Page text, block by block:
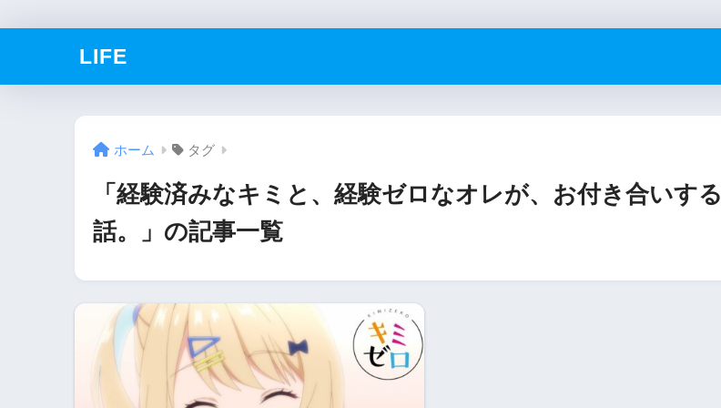
LIFE
ホーム タグ
「経験済みなキミと、経験ゼロなオレが、お付き合いする
話。」の記事一覧